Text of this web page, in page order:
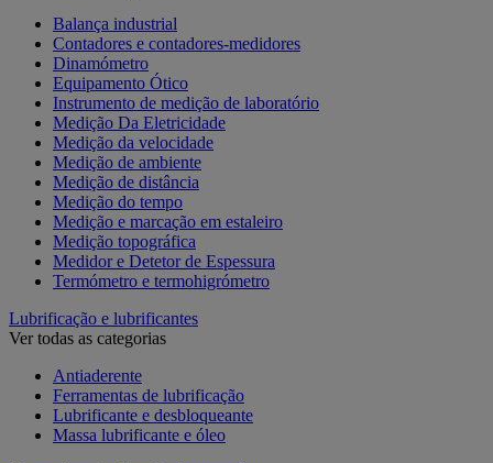
Balança industrial
Contadores e contadores-medidores
Dinamómetro
Equipamento Ótico
Instrumento de medição de laboratório
Medição Da Eletricidade
Medição da velocidade
Medição de ambiente
Medição de distância
Medição do tempo
Medição e marcação em estaleiro
Medição topográfica
Medidor e Detetor de Espessura
Termómetro e termohigrómetro
Lubrificação e lubrificantes
Ver todas as categorias
Antiaderente
Ferramentas de lubrificação
Lubrificante e desbloqueante
Massa lubrificante e óleo